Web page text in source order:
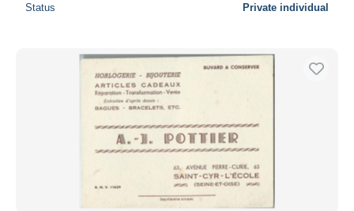
Status Private individual